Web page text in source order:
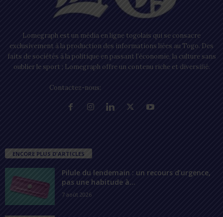
Lomegraph est un média en ligne togolais qui se consacre
exclusivement à la production des informations liées au Togo. Des
faits de sociétés à la politique en passant l’économie, la culture sans
oublier le sport ; Lomegraph offre un contenu riche et diversifié.
Contactez-nous:
ENCORE PLUS D'ARTICLES
Pilule du lendemain : un recours d’urgence,
pas une habitude à...
7 août 2026